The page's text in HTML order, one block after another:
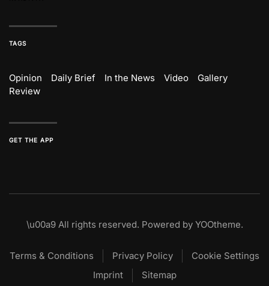
TAGS
Opinion Daily Brief In the News Video
Gallery
Review
GET THE APP
\u00a9 All rights reserved. Powered by YOOtheme.
Terms & Conditions Privacy Policy
Cookie Settings
Imprint
Sitemap